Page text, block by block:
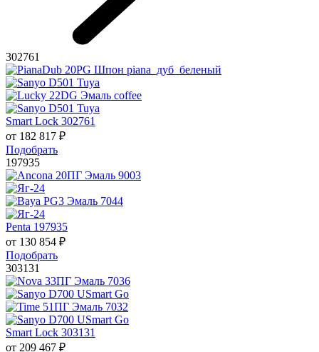
302761
Smart Lock 302761
от 182 817 ₽
Подобрать
197935
Penta 197935
от 130 854 ₽
Подобрать
303131
Smart Lock 303131
от 209 467 ₽